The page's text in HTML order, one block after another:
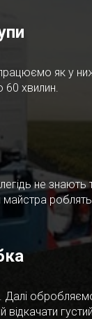
як у
60 хвилин.
не
роблять